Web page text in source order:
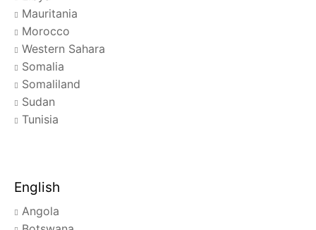
Mauritania
Morocco
Western Sahara
Somalia
Somaliland
Sudan
Tunisia
English
Angola